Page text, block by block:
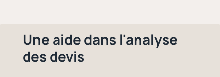
Une aide dans l'analyse
des devis